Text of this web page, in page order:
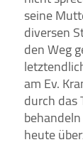
seine
diversen
den Weg
am Ev.
durch das
heute
zu